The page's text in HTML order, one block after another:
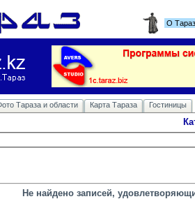
О
Тараза и области Карта Тараза Гостиницы
Не найдено записей,